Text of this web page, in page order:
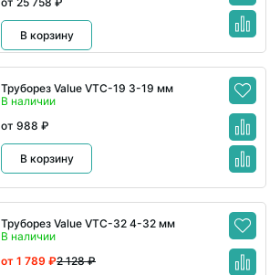
В корзину
Труборез Value VTC-19 3-19 мм
В наличии
от 988 ₽
В корзину
Труборез Value VTC-32 4-32 мм
В наличии
2 128 ₽
от 1 789 ₽